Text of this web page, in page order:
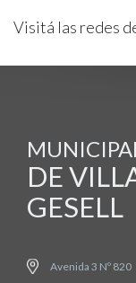
Visitá las redes
DE
GESELL
Avenida 3 Nº 820